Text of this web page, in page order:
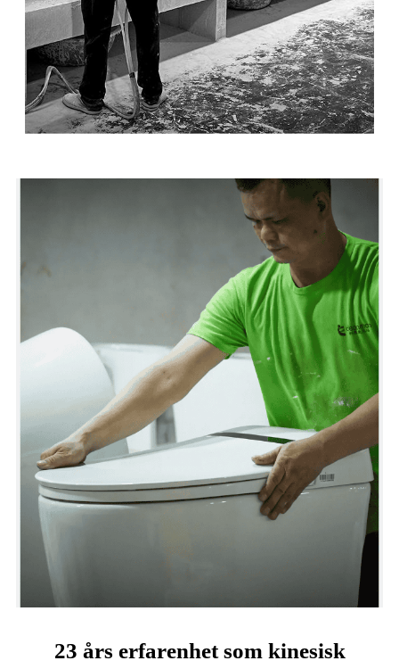
23 års erfarenhet som kinesisk